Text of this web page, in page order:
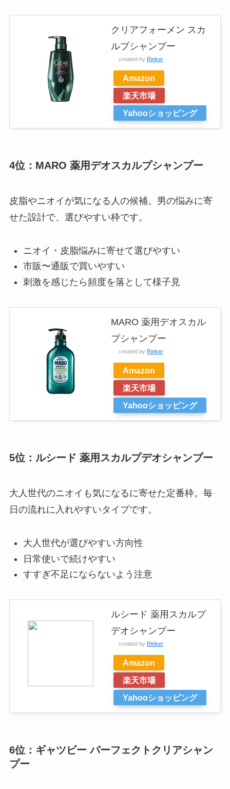
クリアフォーメン スカ
ルプシャンプー
created by Rinker
Amazon
楽天市場
Yahooショッピング
4位：MARO 薬用デオスカルプシャンプー
皮脂やニオイが気になる人の候補。男の悩みに寄
せた設計で、選びやすい枠です。
ニオイ・皮脂悩みに寄せて選びやすい
市販〜通販で買いやすい
刺激を感じたら頻度を落として様子見
MARO 薬用デオスカル
プシャンプー
created by Rinker
Amazon
楽天市場
Yahooショッピング
5位：ルシード 薬用スカルプデオシャンプー
大人世代のニオイも気になるに寄せた定番枠。毎
日の流れに入れやすいタイプです。
大人世代が選びやすい方向性
日常使いで続けやすい
すすぎ不足にならないよう注意
ルシード 薬用スカルプ
デオシャンプー
created by Rinker
Amazon
楽天市場
Yahooショッピング
6位：ギャツビー パーフェクトクリアシャン
プー